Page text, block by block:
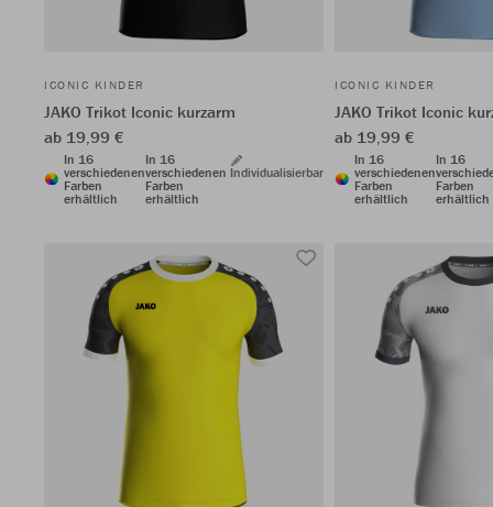
ICONIC KINDER
JAKO Trikot Iconic kurzarm
ab 19,99 €
In 16
verschiedenen
Farben
erhältlich
In 16
verschiedenen
Farben
erhältlich
Individualisierbar
ICONIC KINDER
JAKO Trikot Iconic
ab 19,99 €
In 16
verschiedenen
Farben
erhältlich
In 16
Farben
erhältlich